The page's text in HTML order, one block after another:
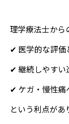
理学療法士から
✔ 医学的な評価
✔ 継続しやすい
✔ ケガ・慢性痛
という利点があ